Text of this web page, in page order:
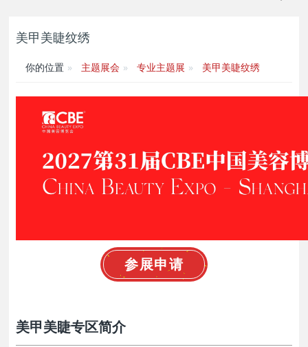
美甲美睫纹绣
你的位置 主题展会 专业主题展 美甲美睫纹绣
参展申请
美甲美睫专区简介